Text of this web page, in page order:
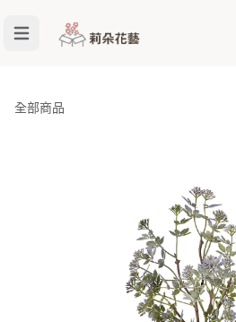
全部商品